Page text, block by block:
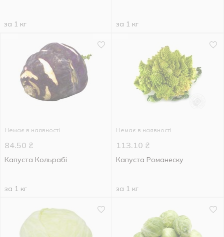
за 1 кг за 1 кг
Немає в наявності
84.50 ₴
Капуста Кольрабі
за 1 кг
Немає в наявності
113.10 ₴
Капуста Романеску
за 1 кг